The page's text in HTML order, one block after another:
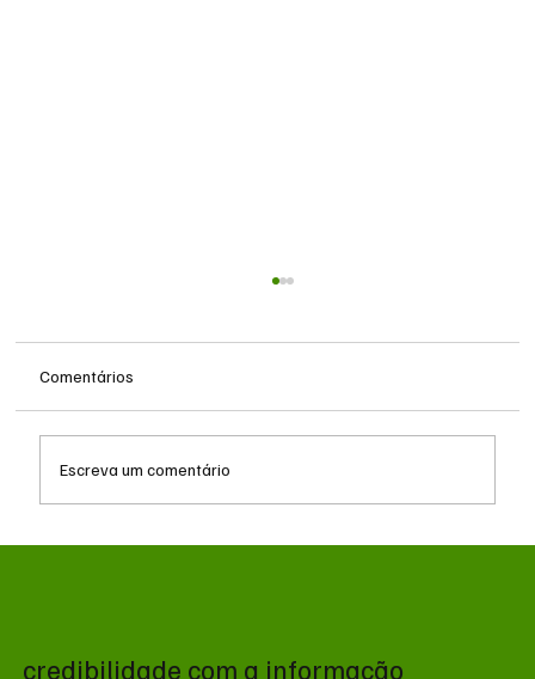
Comentários
Escreva um comentário
credibilidade com a informação